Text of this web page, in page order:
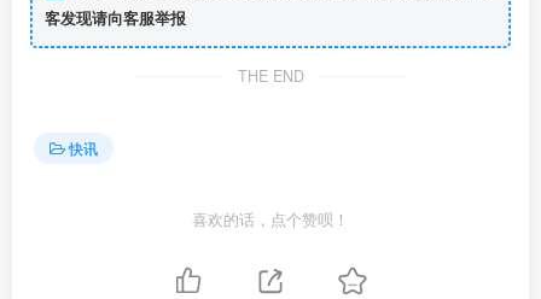
客发现请向客服举报
THE END
快讯
喜欢的话，点个赞呗！